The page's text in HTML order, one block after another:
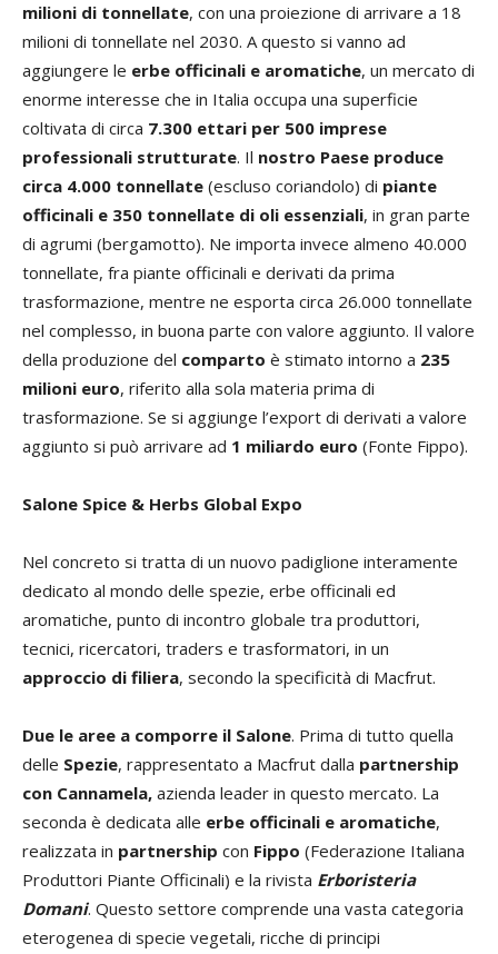
milioni di tonnellate, con una proiezione di arrivare a 18
milioni di tonnellate nel 2030. A questo si vanno ad
aggiungere le erbe officinali e aromatiche, un mercato di
enorme interesse che in Italia occupa una superficie
coltivata di circa 7.300 ettari per 500 imprese
professionali strutturate. Il nostro Paese produce
circa 4.000 tonnellate (escluso coriandolo) di piante
officinali e 350 tonnellate di oli essenziali, in gran parte
di agrumi (bergamotto). Ne importa invece almeno 40.000
tonnellate, fra piante officinali e derivati da prima
trasformazione, mentre ne esporta circa 26.000 tonnellate
nel complesso, in buona parte con valore aggiunto. Il valore
della produzione del comparto è stimato intorno a 235
milioni euro, riferito alla sola materia prima di
trasformazione. Se si aggiunge l’export di derivati a valore
aggiunto si può arrivare ad 1 miliardo euro (Fonte Fippo).
Salone Spice & Herbs Global Expo
Nel concreto si tratta di un nuovo padiglione interamente
dedicato al mondo delle spezie, erbe officinali ed
aromatiche, punto di incontro globale tra produttori,
tecnici, ricercatori, traders e trasformatori, in un
approccio di filiera, secondo la specificità di Macfrut.
Due le aree a comporre il Salone. Prima di tutto quella
delle Spezie, rappresentato a Macfrut dalla partnership
con Cannamela, azienda leader in questo mercato. La
seconda è dedicata alle erbe officinali e aromatiche,
realizzata in partnership con Fippo (Federazione Italiana
Produttori Piante Officinali) e la rivista Erboristeria
Domani. Questo settore comprende una vasta categoria
eterogenea di specie vegetali, ricche di principi